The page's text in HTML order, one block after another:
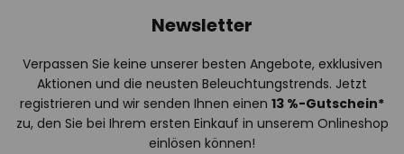
Newsletter
Verpassen Sie keine unserer besten Angebote, exklusiven
Aktionen und die neusten Beleuchtungstrends. Jetzt
registrieren und wir senden Ihnen einen 13 %-Gutschein*
zu, den Sie bei Ihrem ersten Einkauf in unserem Onlineshop
einlösen können!